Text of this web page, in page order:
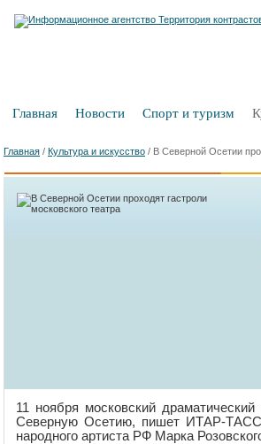
Главная Новости Спорт и туризм
Главная / Культура и искусство / В Северной Осетии
11 ноября московский
Северную Осетию, пишет ИТАР-ТАСС
народного артиста РФ Марка